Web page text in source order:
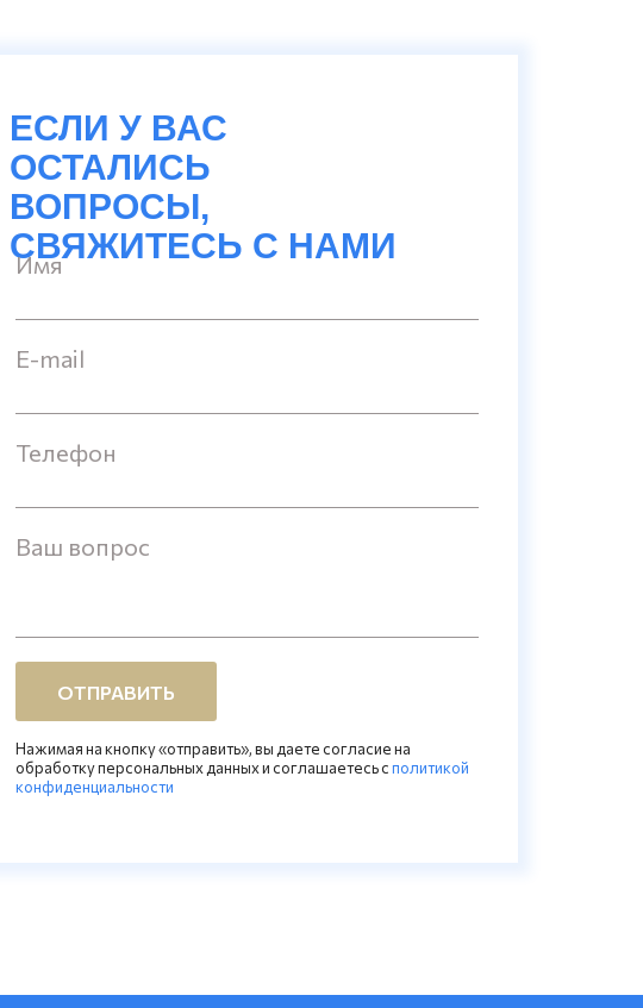
ЕСЛИ У ВАС
ОСТАЛИСЬ
ВОПРОСЫ,
СВЯЖИТЕСЬ С НАМИ
Имя
E-mail
Телефон
Ваш вопрос
ОТПРАВИТЬ
Нажимая на кнопку «отправить», вы даете согласие на
обработку персональных данных и соглашаетесь cполитикой
конфиденциальности